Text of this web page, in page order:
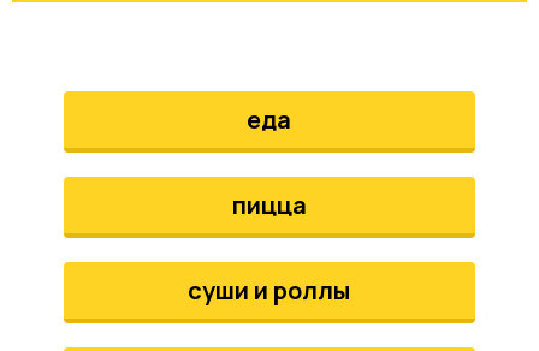
еда
пицца
суши и роллы